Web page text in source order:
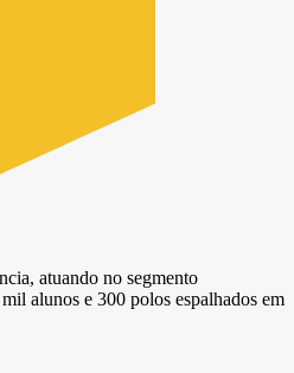
atuando no segmento
alunos e 300 polos espalhados em